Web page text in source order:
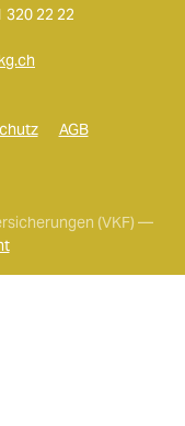
320 22 22
AGB
(VKF) —